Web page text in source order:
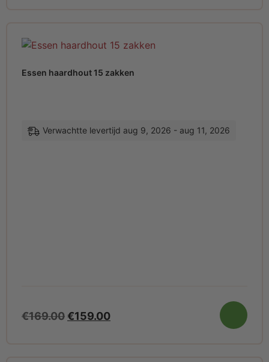
Essen haardhout 15 zakken
€169.00€159.00
Verwachtte levertijd aug 9, 2026 - aug 11, 2026